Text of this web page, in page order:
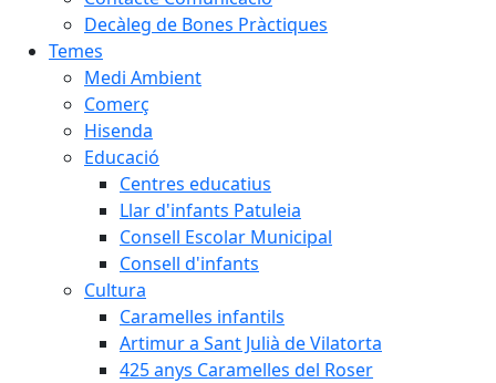
Decàleg de Bones Pràctiques
Temes
Medi Ambient
Comerç
Hisenda
Educació
Centres educatius
Llar d'infants Patuleia
Consell Escolar Municipal
Consell d'infants
Cultura
Caramelles infantils
Artimur a Sant Julià de Vilatorta
425 anys Caramelles del Roser